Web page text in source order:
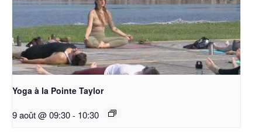
Yoga à la Pointe Taylor
9 août @ 09:30- 10:30